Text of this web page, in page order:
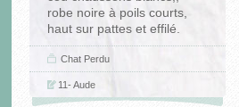
robe noire à poils courts,
haut sur pattes et effilé.
Chat Perdu
11- Aude